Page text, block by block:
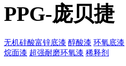
PPG-庞贝捷
无机硅酸富锌底漆 醇酸漆 环氧底漆
烷面漆 超强耐磨环氧漆 稀释剂